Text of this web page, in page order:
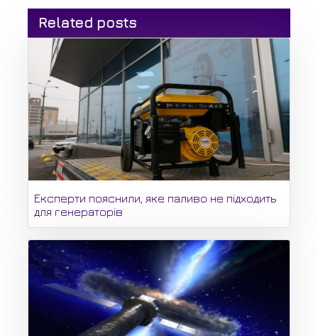
Related posts
Експерти пояснили, яке паливо не підходить
для генераторів